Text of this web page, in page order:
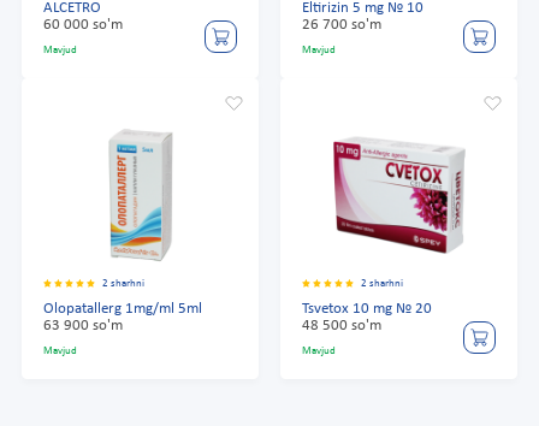
ALCETRO
60 000 so'm
Mavjud
Eltirizin 5 mg № 10
26 700 so'm
Mavjud
2 sharhni
Olopatallerg 1mg/ml 5ml
63 900 so'm
Mavjud
2 sharhni
Tsvetox 10 mg № 20
48 500 so'm
Mavjud